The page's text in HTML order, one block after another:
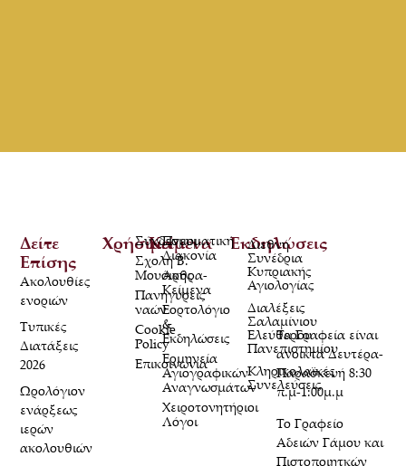
Τα Γραφεία είναι
ανοικτά Δευτέρα-
Παρασκευή 8:30
π.μ-1:00μ.μ
Το Γραφείο
Αδειών Γάμου και
Πιστοποιητκών
Χρήσιμα
Σύνδεσμοι
Σχολή Β.
Μουσικής
Πανηγύρεις
ναών
Cookie
Policy
Επικοινωνία
Κείμενα
Πνευματική
Διακονία
Άρθρα-
Κείμενα
Εορτολόγιο
&
Εκδηλώσεις
Ερμηνεία
Αγιογραφικών
Αναγνωσμάτων
Χειροτονητήριοι
Λόγοι
Δείτε
Επίσης
Ακολουθίες
ενοριών
Τυπικές
Διατάξεις
2026
Ωρολόγιον
ενάρξεως
ιερών
ακολουθιών
Εκδηλώσεις
Διεθνή
Συνέδρια
Κυπριακής
Αγιολογίας
Διαλέξεις
Σαλαμίνιου
Ελεύθερου
Πανεπιστημίου
Κληρικολαϊκές
Συνελεύσεις